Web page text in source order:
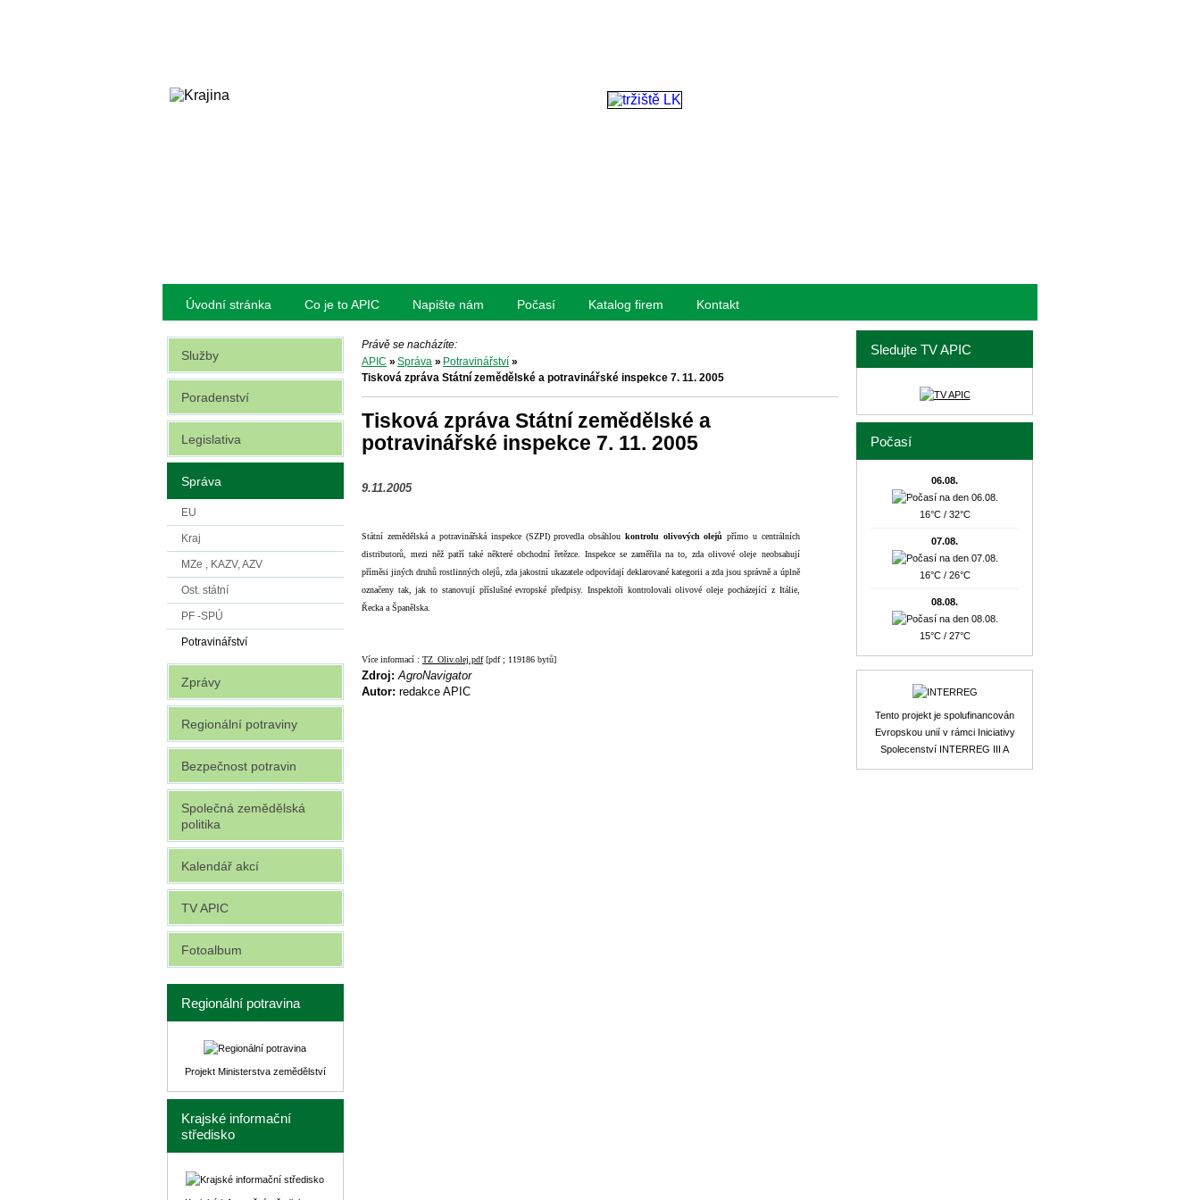
Úvodní stránka Co je to APIC Napište nám Počasí Katalog firem Kontakt
Právě se nacházíte:
APIC » Správa » Potravinářství»
Tisková zpráva Státní zemědělské a potravinářské inspekce 7. 11. 2005
Tisková zpráva Státní zemědělské a
potravinářské inspekce 7. 11. 2005
9.11.2005
Státní zemědělská a potravinářská inspekce (SZPI) provedla obsáhlou kontrolu olivových olejůpřímo u centrálních
distributorů, mezi něž patří také některé obchodní řetězce. Inspekce se zaměřila na to, zda olivové oleje neobsahují
příměsi jiných druhů rostlinných olejů, zda jakostní ukazatele odpovídají deklarované kategorii a zda jsou správně a úplně
označeny tak, jak to stanovují příslušné evropské předpisy. Inspektoři kontrolovali olivové oleje pocházející z Itálie,
Řecka a Španělska.
Více informací : TZ_Oliv.olej.pdf[pdf ; 119186 bytů]
Zdroj: AgroNavigator
Autor: redakce APIC
Služby
Poradenství
Legislativa
Správa
EU
Kraj
MZe , KAZV, AZV
Ost. státní
PF -SPÚ
Potravinářství
Zprávy
Regionální potraviny
Bezpečnost potravin
Společná zemědělská
politika
Kalendář akcí
TV APIC
Fotoalbum
Regionální potravina
Projekt Ministerstva zemědělství
Krajské informační
středisko
Sledujte TV APIC
Počasí
06.08.
16°C / 32°C
07.08.
16°C / 26°C
08.08.
15°C / 27°C
Tento projekt je spolufinancován
Evropskou unií v rámci Iniciativy
Spolecenství INTERREG III A